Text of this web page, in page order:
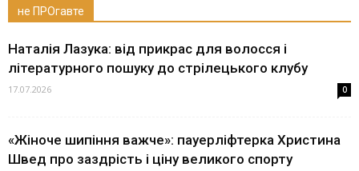
не ПРОгавте
Наталія Лазука: від прикрас для волосся і
літературного пошуку до стрілецького клубу
17.07.2026 0
«Жіноче шипіння важче»: пауерліфтерка Христина
Швед про заздрість і ціну великого спорту